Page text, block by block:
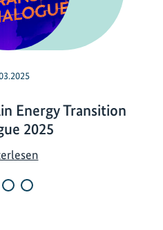
Energy Transition
2025
D